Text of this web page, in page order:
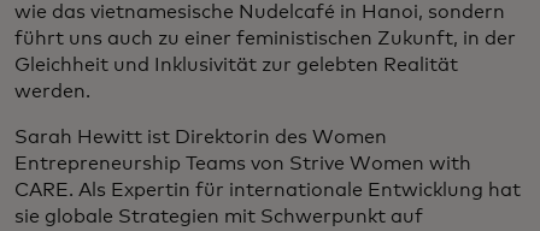
wie das vietnamesische Nudelcafé in Hanoi, sondern
führt uns auch zu einer feministischen Zukunft, in der
Gleichheit und Inklusivität zur gelebten Realität
werden.
Sarah Hewitt ist Direktorin des Women
Entrepreneurship Teams von Strive Women with
CARE. Als Expertin für internationale Entwicklung hat
sie globale Strategien mit Schwerpunkt auf